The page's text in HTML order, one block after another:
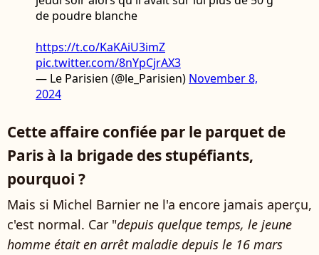
de poudre blanche
https://t.co/KaKAiU3imZ
pic.twitter.com/8nYpCjrAX3
— Le Parisien (@le_Parisien) November 8,
2024
Cette affaire confiée par le parquet de
Paris à la brigade des stupéfiants,
pourquoi ?
Mais si Michel Barnier ne l'a encore jamais aperçu,
c'est normal. Car "depuis quelque temps, le jeune
homme était en arrêt maladie depuis le 16 mars